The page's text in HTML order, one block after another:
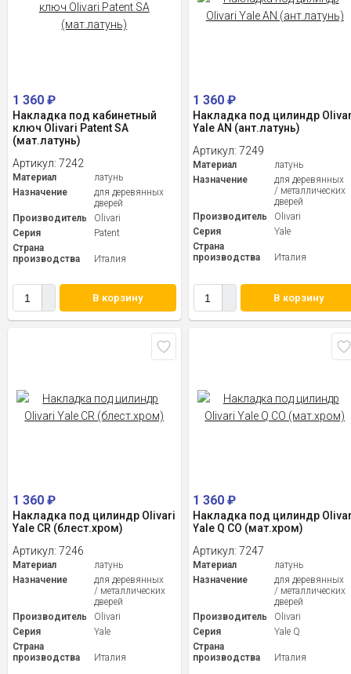
1 360 ₽
Накладка под кабинетный
ключ Olivari Patent SA
(мат.латунь)
Артикул: 7242
Материал
латунь
Назначение
для деревянных
дверей
Производитель
Olivari
Серия
Patent
Страна
производства
Италия
В корзину
1 360₽
Накладка под цилиндр
Yale AN (ант.латунь)
Артикул:7249
Материал
латунь
Назначение
для деревянных
/ металлических
дверей
Производитель
Olivari
Серия
Yale
Страна
производства
Италия
В корзину
1 360 ₽
Накладка под цилиндр Olivari
Yale CR (блест.хром)
Артикул: 7246
Материал
латунь
Назначение
для деревянных
/ металлических
дверей
Производитель
Olivari
Серия
Yale
Страна
производства
Италия
1 360₽
Накладка под цилиндр
Yale Q CO (мат.хром)
Артикул:7247
Материал
латунь
Назначение
для деревянных
/ металлических
дверей
Производитель
Olivari
Серия
Yale Q
Страна
производства
Италия